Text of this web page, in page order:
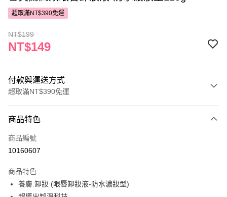
超取滿NT$390免運
NT$199
NT$149
付款與運送方式
超取滿NT$390免運
POYA支付
信用卡一次付款
LINE Pay
商品特色
商品編號
10160607
商品特色
養膚.卸妝 (眼唇卸妝液-防水濃妝型)